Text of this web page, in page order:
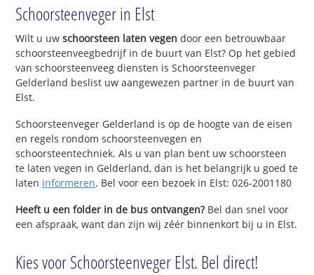
Schoorsteenveger in Elst
Wilt u uwschoorsteen laten vegen door een betrouwbaar
schoorsteenveegbedrijf in de buurt van Elst? Op het gebied
van schoorsteenveeg diensten is Schoorsteenveger
Gelderland beslist uw aangewezen partner in de buurt van
Elst.
Schoorsteenveger Gelderland is op de hoogte van de eisen
en regels rondom schoorsteenvegen en
schoorsteentechniek. Als u van plan bent uw schoorsteen
te laten vegen in Gelderland, dan is het belangrijk u goed te
laten informeren. Bel voor een bezoek in Elst: 026-2001180
Heeft u een folder in de bus ontvangen?Bel dan snel voor
een afspraak, want dan zijn wij zéér binnenkort bij u in Elst.
Kies voor Schoorsteenveger Elst. Bel direct!